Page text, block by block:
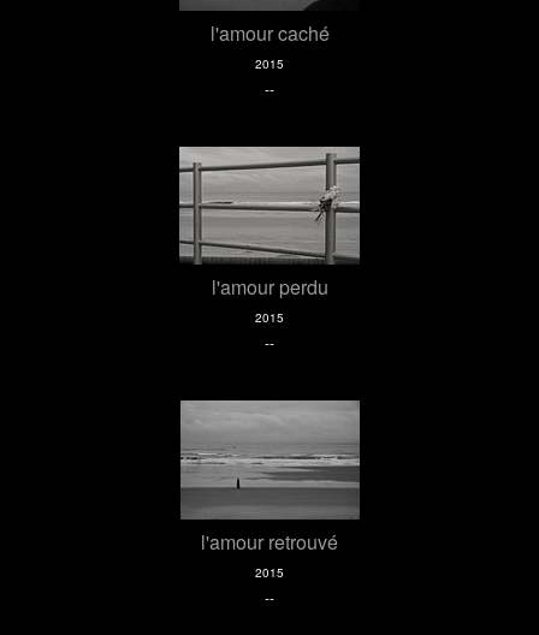
l'amour caché
2015
--
l'amour perdu
2015
--
l'amour retrouvé
2015
--